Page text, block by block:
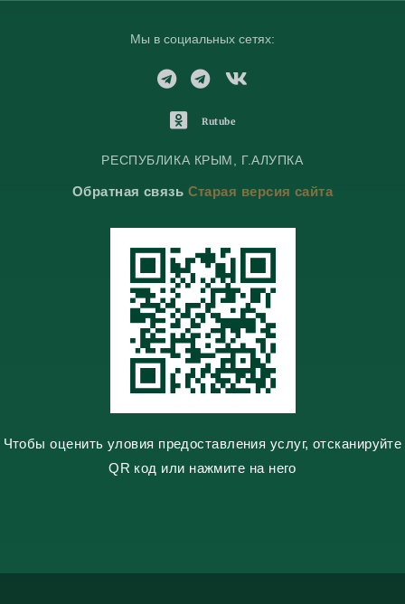
Мы в социальных сетях:
T
l
g
a
T
l
g
a
t
k
n
k
s
s
n
i
k
i
Rutube
РЕСПУБЛИКА КРЫМ, Г.АЛУПКА
Обратная связь Старая версия сайта
Чтобы оценить уловия предоставления услуг, отсканируйте
QR код или нажмите на него